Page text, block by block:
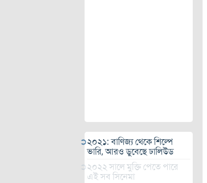
২০২১: বাণিজ্য থেকে শিল্পে
ভারি, আরও ডুবেছে ঢালিউড
২০২২ সালে মুক্তি পেতে পারে
এই সব সিনেমা